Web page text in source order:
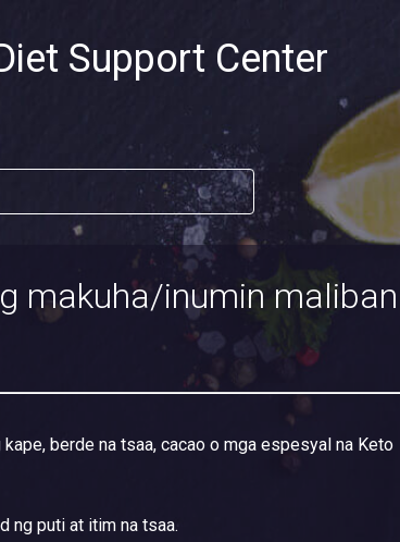
Support Center
makuha/inumin maliban
berde na tsaa, cacao o mga espesyal na Keto
ng puti at itim na tsaa.